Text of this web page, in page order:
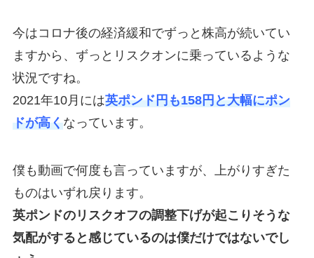
今はコロナ後の経済緩和でずっと株高が続いてい
ますから、ずっとリスクオンに乗っているような
状況ですね。
2021年10月には英ポンド円も158円と大幅にポン
ドが高くなっています。
僕も動画で何度も言っていますが、上がりすぎた
ものはいずれ戻ります。
英ポンドのリスクオフの調整下げが起こりそうな
気配がすると感じているのは僕だけではないでし